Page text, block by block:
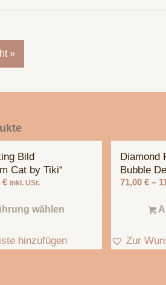
»
Bild
Cat by Tiki“
€ inkl. USt.
wählen
hinzufügen
Diamond
Bubble
71,00 €–
Zur